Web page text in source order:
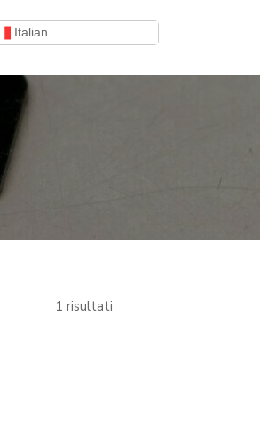
Italian
1 risultati